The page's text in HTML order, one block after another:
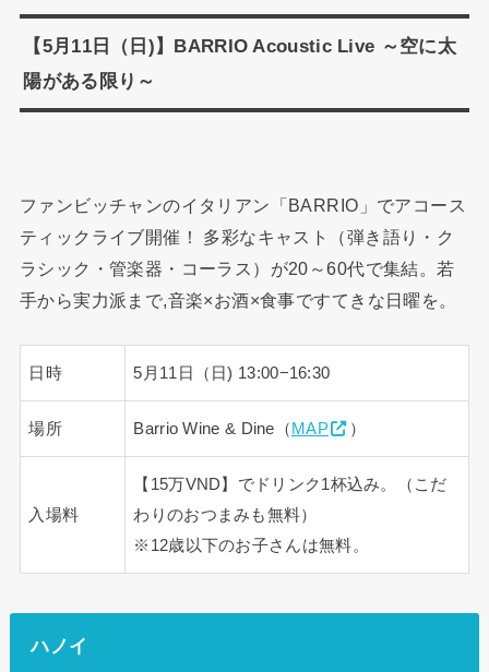
【5月11日（日)】BARRIO Acoustic Live ～空に太
陽がある限り～
ファンビッチャンのイタリアン「BARRIO」でアコース
ティックライブ開催！ 多彩なキャスト（弾き語り・ク
ラシック・管楽器・コーラス）が20～60代で集結。若
手から実力派まで,音楽×お酒×食事ですてきな日曜を。
日時 5月11日（日) 13:00−16:30
場所 Barrio Wine & Dine（ MAP ）
入場料
【15万VND】でドリンク1杯込み。（こだ
わりのおつまみも無料）
※12歳以下のお子さんは無料。
ハノイ